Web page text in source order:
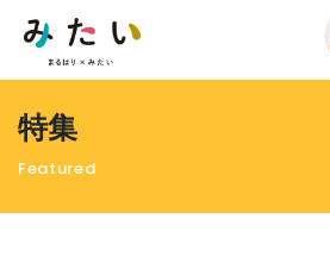
特集
特集
Featured